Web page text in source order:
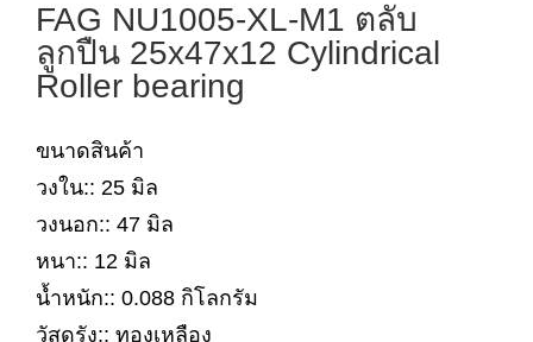
FAG NU1005-XL-M1 ตลับ
ลูกปืน 25x47x12 Cylindrical
Roller bearing
ขนาดสินค้า
วงใน:: 25 มิล
วงนอก:: 47 มิล
หนา:: 12 มิล
น้ำหนัก:: 0.088 กิโลกรัม
วัสดุรัง:: ทองเหลือง